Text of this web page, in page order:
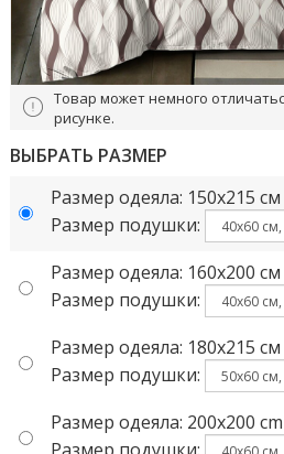
Товар может немного
рисунке.
ВЫБРАТЬ РАЗМЕР
Размер одеяла: 150x215 cм
Размер подушки:
Размер одеяла: 160x200 см
Размер подушки:
Размер одеяла: 180x215 см
Размер подушки:
Размер одеяла: 200x200 cm